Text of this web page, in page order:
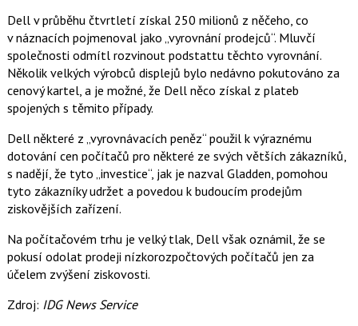
Dell v průběhu čtvrtletí získal 250 milionů z něčeho, co
v náznacích pojmenoval jako „vyrovnání prodejců“. Mluvčí
společnosti odmítl rozvinout podstattu těchto vyrovnání.
Několik velkých výrobců displejů bylo nedávno pokutováno za
cenový kartel, a je možné, že Dell něco získal z plateb
spojených s těmito případy.
Dell některé z „vyrovnávacích peněz“ použil k výraznému
dotování cen počítačů pro některé ze svých větších zákazníků,
s nadějí, že tyto „investice“, jak je nazval Gladden, pomohou
tyto zákazníky udržet a povedou k budoucím prodejům
ziskovějších zařízení.
Na počítačovém trhu je velký tlak, Dell však oznámil, že se
pokusí odolat prodeji nízkorozpočtových počítačů jen za
účelem zvýšení ziskovosti.
Zdroj: IDG News Service